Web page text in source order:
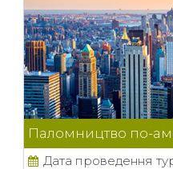
Паломництво по-
Дата проведення